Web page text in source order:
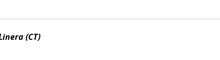
(CT)